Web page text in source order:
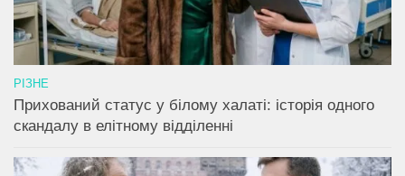
РІЗНЕ
Прихований статус у білому халаті: історія одного
скандалу в елітному відділенні